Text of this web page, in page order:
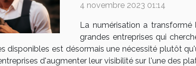
4 novembre 2023 01:14
La numérisation a
grandes entreprises qui
disponibles est désormais une nécessité plutôt
d'augmenter leur visibilité sur l'une des